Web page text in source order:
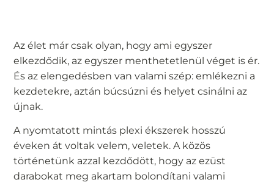
Az élet már csak olyan, hogy ami egyszer
elkezdődik, az egyszer menthetetlenül véget is ér.
És az elengedésben van valami szép: emlékezni a
kezdetekre, aztán búcsúzni és helyet csinálni az
újnak.
A nyomtatott mintás plexi ékszerek hosszú
éveken át voltak velem, veletek. A közös
történetünk azzal kezdődött, hogy az ezüst
darabokat meg akartam bolondítani valami